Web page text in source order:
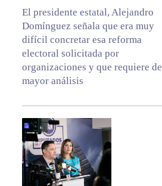
El presidente estatal, Alejandro
Domínguez señala que era muy
difícil concretar esa reforma
electoral solicitada por
organizaciones y que requiere de
mayor análisis